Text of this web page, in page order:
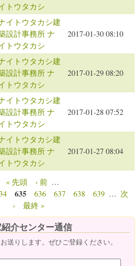
トウタカシ
イトウタカシ建
設計事務所 ナ
トウタカシ
2017-01-30 08:10
イトウタカシ建
設計事務所 ナ
トウタカシ
2017-01-29 08:20
イトウタカシ建
設計事務所 ナ
トウタカシ
2017-01-28 07:52
イトウタカシ建
設計事務所 ナ
トウタカシ
2017-01-27 08:04
« 先頭 ‹ 前 …
635 636 637 638 639 … 次
›
最終 »
介センター通信
送りします。ぜひご登録ください。